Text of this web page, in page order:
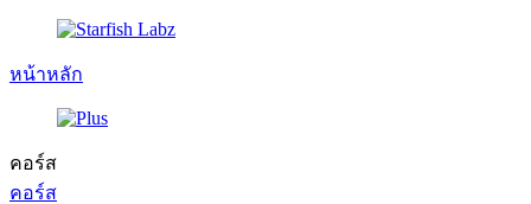
หน้าหลัก
คอร์ส
คอร์ส